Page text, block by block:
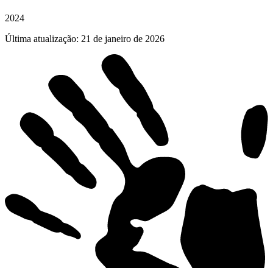
2024
Última atualização: 21 de janeiro de 2026